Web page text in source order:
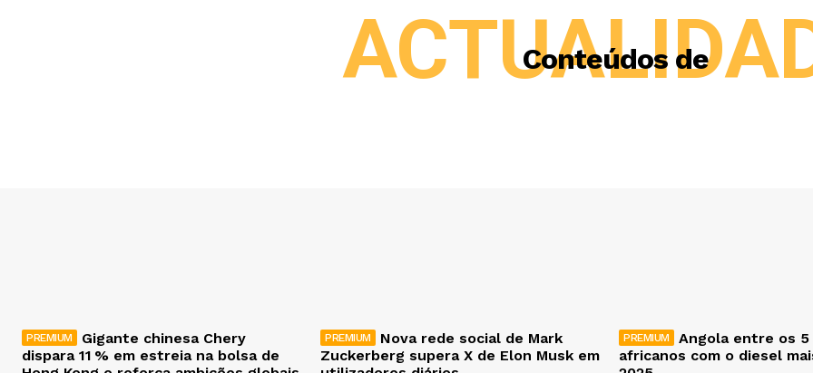
Conteúdos de
Gigante chinesa Chery
dispara 11 % em estreia na bolsa de
Nova rede social de Mark
Zuckerberg supera X de Elon Musk em
Angola entre os 5
africanos com o diesel